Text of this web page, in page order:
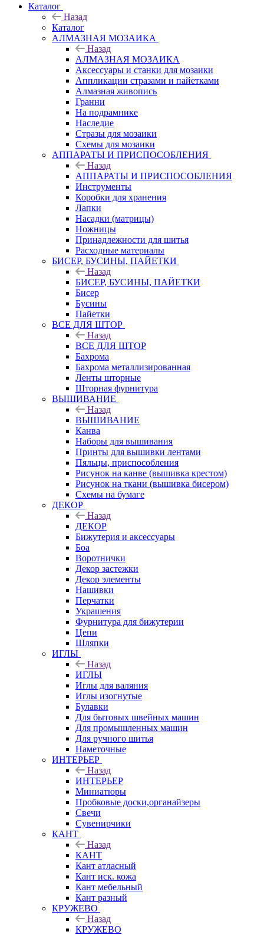
Каталог
Назад
Каталог
АЛМАЗНАЯ МОЗАИКА
Назад
АЛМАЗНАЯ МОЗАИКА
Аксессуары и станки для мозаики
Аппликации стразами и пайетками
Алмазная живопись
Гранни
На подрамнике
Наследие
Стразы для мозаики
Схемы для мозаики
АППАРАТЫ И ПРИСПОСОБЛЕНИЯ
Назад
АППАРАТЫ И ПРИСПОСОБЛЕНИЯ
Инструменты
Коробки для хранения
Лапки
Насадки (матрицы)
Ножницы
Принадлежности для шитья
Расходные материалы
БИСЕР, БУСИНЫ, ПАЙЕТКИ
Назад
БИСЕР, БУСИНЫ, ПАЙЕТКИ
Бисер
Бусины
Пайетки
ВСЕ ДЛЯ ШТОР
Назад
ВСЕ ДЛЯ ШТОР
Бахрома
Бахрома металлизированная
Ленты шторные
Шторная фурнитура
ВЫШИВАНИЕ
Назад
ВЫШИВАНИЕ
Канва
Наборы для вышивания
Принты для вышивки лентами
Пяльцы, приспособления
Рисунок на канве (вышивка крестом)
Рисунок на ткани (вышивка бисером)
Схемы на бумаге
ДЕКОР
Назад
ДЕКОР
Бижутерия и аксессуары
Боа
Воротнички
Декор застежки
Декор элементы
Нашивки
Перчатки
Украшения
Фурнитура для бижутерии
Цепи
Шляпки
ИГЛЫ
Назад
ИГЛЫ
Иглы для валяния
Иглы изогнутые
Булавки
Для бытовых швейных машин
Для промышленных машин
Для ручного шитья
Наметочные
ИНТЕРЬЕР
Назад
ИНТЕРЬЕР
Миниатюры
Пробковые доски,органайзеры
Свечи
Сувенирчики
КАНТ
Назад
КАНТ
Кант атласный
Кант иск. кожа
Кант мебельный
Кант разный
КРУЖЕВО
Назад
КРУЖЕВО